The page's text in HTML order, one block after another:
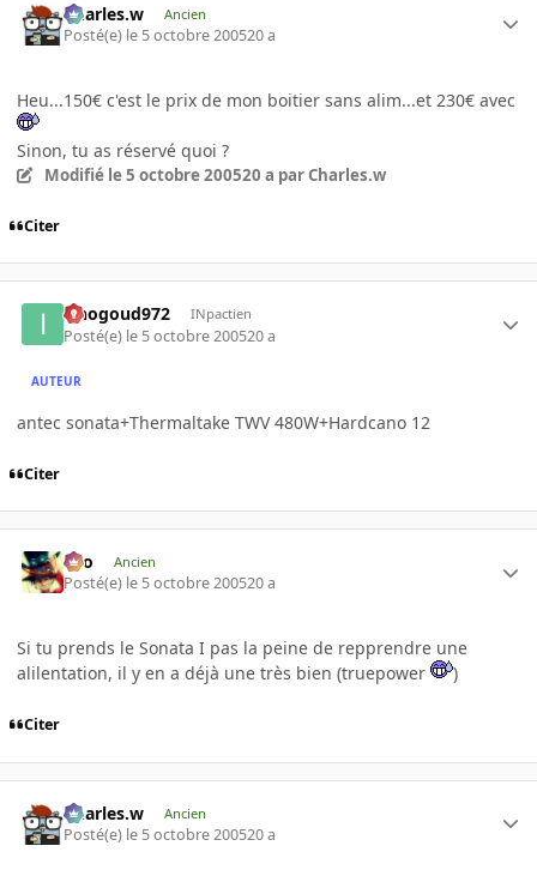
Charles.w Ancien
Posté(e) le 5 octobre 200520 a
Heu...150€ c'est le prix de mon boitier sans alim...et 230€ avec
Sinon, tu as réservé quoi ?
Modifié le 5 octobre 200520 a par Charles.w
Citer
iznogoud972 INpactien
Posté(e) le 5 octobre 200520 a
AUTEUR
antec sonata+Thermaltake TWV 480W+Hardcano 12
Citer
eYo Ancien
Posté(e) le 5 octobre 200520 a
Si tu prends le Sonata I pas la peine de repprendre une
alilentation, il y en a déjà une très bien (truepower
)
Citer
Charles.w Ancien
Posté(e) le 5 octobre 200520 a